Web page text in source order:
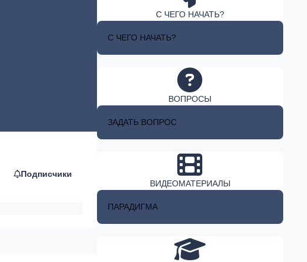
Подписчики
С ЧЕГО НАЧАТЬ?
С ЧЕГО НАЧАТЬ?
ВОПРОСЫ
ЗАДАТЬ ВОПРОС
ВИДЕОМАТЕРИАЛЫ
ПАРАДИГМА